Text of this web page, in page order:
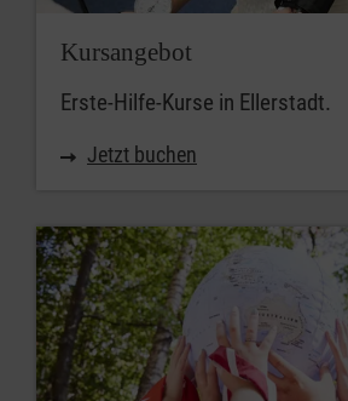
Kursangebot
Erste-Hilfe-Kurse in Ellerstadt.
Jetzt buchen